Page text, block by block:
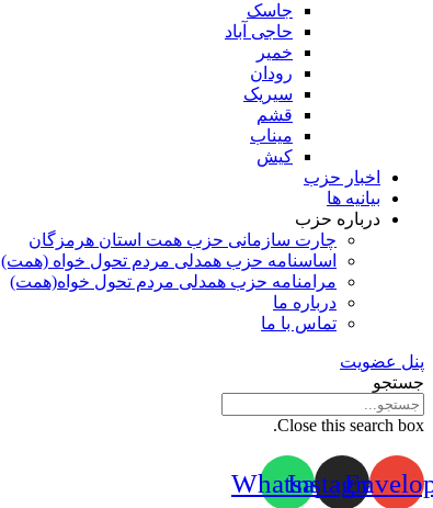
جاسک
حاجی آباد
خمیر
رودان
سیریک
قشم
میناب
کیش
اخبار حزب
بیانیه ها
درباره حزب
چارت سازمانی حزب همت استان هرمزگان
اساسنامه حزب همدلی مردم تحول خواه (همت)
مرامنامه حزب همدلی مردم تحول خواه(همت)
درباره ما
تماس با ما
پنل عضویت
جستجو
Close this search box.
Instagram
Whatsapp